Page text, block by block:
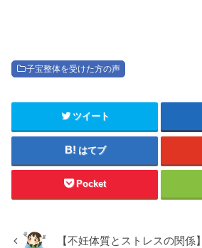
子宝整体を受けた方の声
ツイート
はてブ
Pocket
【不妊体質とストレスの関係】